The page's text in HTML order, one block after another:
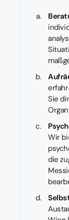
Sie
Wir
die